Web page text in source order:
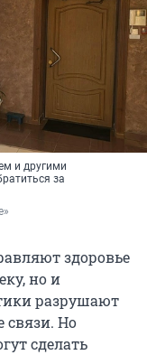
и другими
за
здоровье
но и
разрушают
связи. Но
сделать